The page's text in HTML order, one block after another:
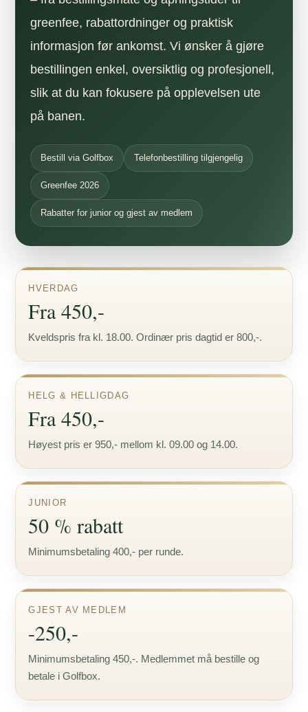
greenfee, rabattordninger og praktisk
informasjon før ankomst. Vi ønsker å gjøre
bestillingen enkel, oversiktlig og profesjonell,
slik at du kan fokusere på opplevelsen ute
på banen.
Bestill via Golfbox Telefonbestilling tilgjengelig
Greenfee 2026
Rabatter for junior og gjest av medlem
HVERDAG
Fra 450,-
Kveldspris fra kl. 18.00. Ordinær pris dagtid er 800,-.
HELG & HELLIGDAG
Fra 450,-
Høyest pris er 950,- mellom kl. 09.00 og 14.00.
JUNIOR
50 % rabatt
Minimumsbetaling 400,- per runde.
GJEST AV MEDLEM
-250,-
Minimumsbetaling 450,-. Medlemmet må bestille og
betale i Golfbox.